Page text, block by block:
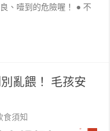
、噎到的危險喔！ ● 不
亂餵！ 毛孩安
食須知